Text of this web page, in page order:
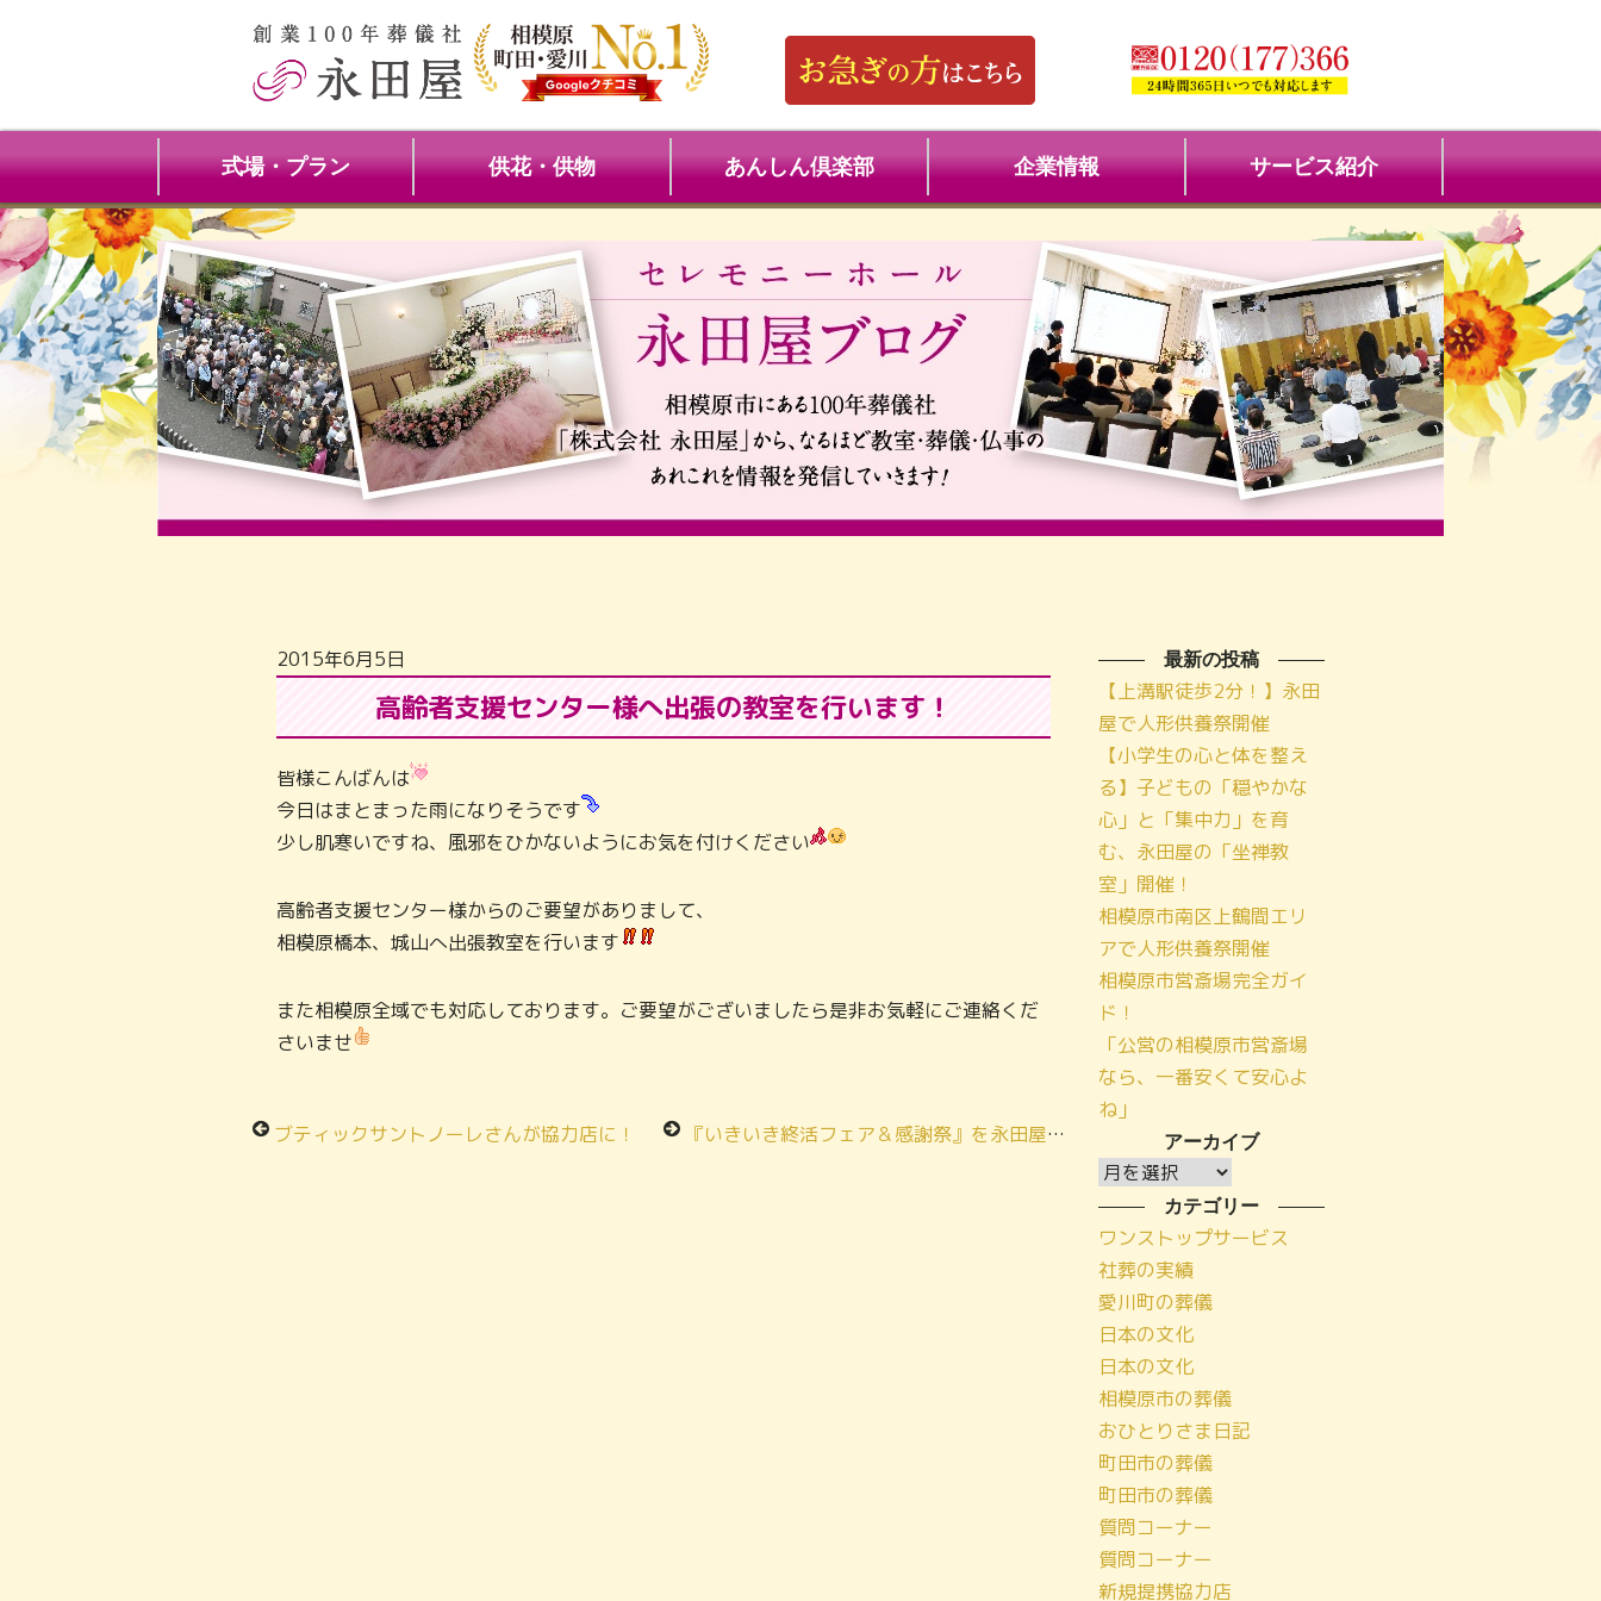
式場・プラン 供花・供物 あんしん倶楽部 企業情報 サービス紹介
2015年6月5日
高齢者支援センター様へ出張の教室を行います！
皆様こんばんは
今日はまとまった雨になりそうです
少し肌寒いですね、風邪をひかないようにお気を付けください
高齢者支援センター様からのご要望がありまして、
相模原橋本、城山へ出張教室を行います
また相模原全域でも対応しております。ご要望がございましたら是非お気軽にご連絡くだ
さいませ
ブティックサントノーレさんが協力店に！ 『いきいき終活フェア＆感謝祭』を永田屋富士見斎場で開催しました！
最新の投稿
【上溝駅徒歩2分！】永田
屋で人形供養祭開催
【小学生の心と体を整え
る】子どもの「穏やかな
心」と「集中力」を育
む、永田屋の「坐禅教
室」開催！
相模原市南区上鶴間エリ
アで人形供養祭開催
相模原市営斎場完全ガイ
ド！
「公営の相模原市営斎場
なら、一番安くて安心よ
ね」
アーカイブ
ア
ー
カ
イ
ブ
カテゴリー
ワンストップサービス
社葬の実績
愛川町の葬儀
日本の文化
日本の文化
相模原市の葬儀
おひとりさま日記
町田市の葬儀
町田市の葬儀
質問コーナー
質問コーナー
新規提携協力店